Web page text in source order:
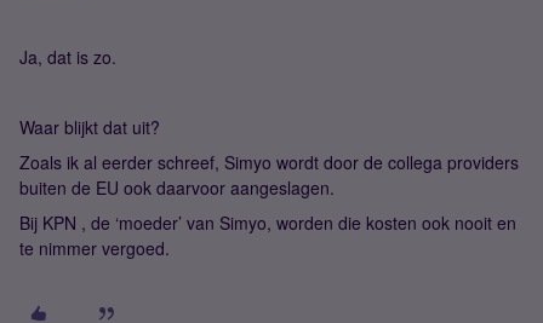
Ja, dat is zo.
Waar blijkt dat uit?
Zoals ik al eerder schreef, Simyo wordt door de collega providers
buiten de EU ook daarvoor aangeslagen.
Bij KPN , de ‘moeder’ van Simyo, worden die kosten ook nooit en
te nimmer vergoed.